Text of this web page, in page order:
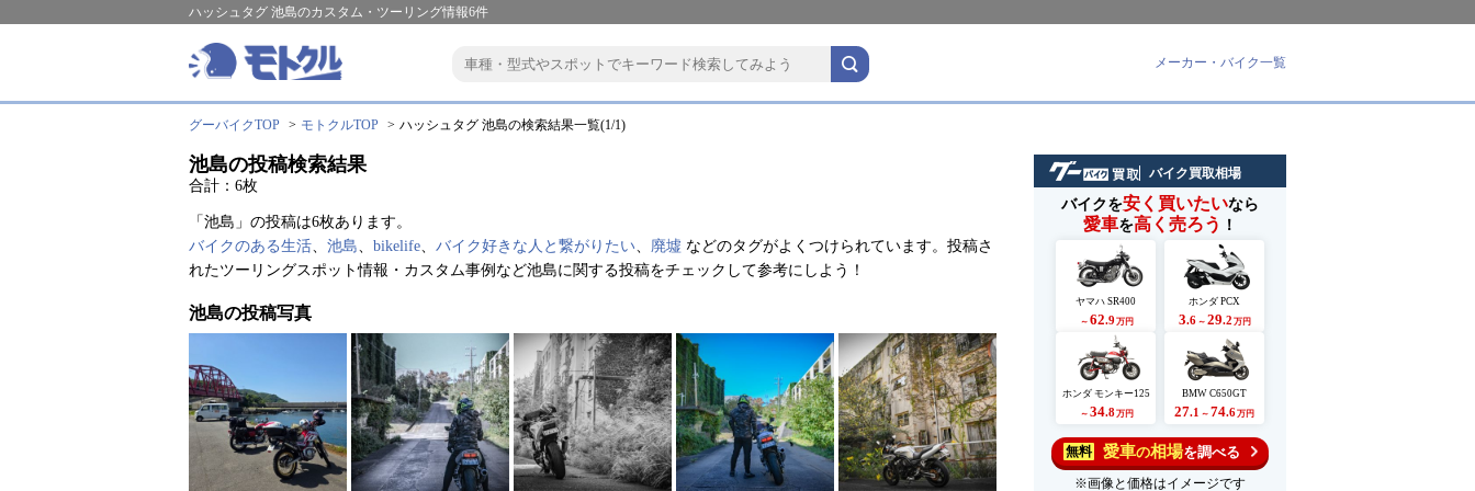
ハッシュタグ 池島のカスタム・ツーリング情報6件
メーカー・バイク一覧
グーバイクTOP モトクルTOP ハッシュタグ 池島の検索結果一覧(1/1)
池島の投稿検索結果
合計：6枚
「池島」の投稿は6枚あります。
バイクのある生活、 池島、 bikelife、 バイク好きな人と繋がりたい、 廃墟 などのタグがよくつけられています。投稿さ
れたツーリングスポット情報・カスタム事例など池島に関する投稿をチェックして参考にしよう！
池島の投稿写真
バイク買取相場
バイクを安く買いたいなら
愛車を高く売ろう ！
ヤマハ SR400
～ 62.9 万円
ホンダ PCX
3.6 ～ 29.2 万円
ホンダ モンキー125
～ 34.8万円
BMW C650GT
27.1 ～ 74.6万円
無料 愛車の相場を調べる
※画像と価格はイメージです